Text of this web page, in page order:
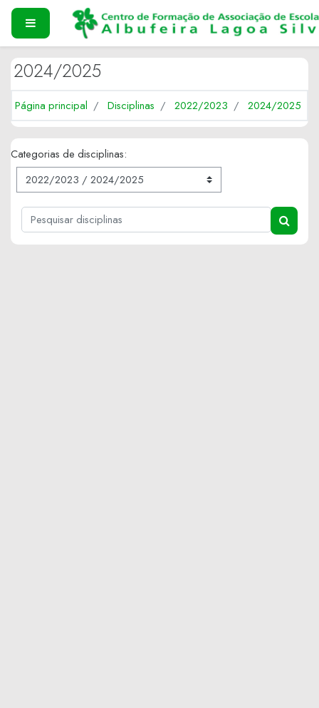
Ir para o conteúdo principal
PAINEL LATERAL
2024/2025
Página principal Disciplinas 2022/2023 2024/2025
Categorias de disciplinas:
Pesquisar disciplinas